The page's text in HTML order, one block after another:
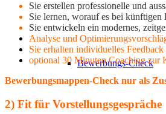
Bewerbungs-Check
Sie erstellen professionelle und
Sie lernen, worauf es bei
Sie entwickeln ein modernes,
Analyse und
Sie erhalten individuelles
optional 30 Minuten Coaching zur
Bewerbungsmappen-Check nur als
2) Fit für Vorstellungsgespräche